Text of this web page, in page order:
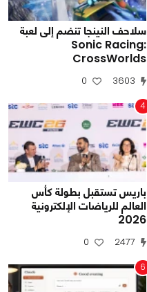
سلاحف النينجا تنضم إلى لعبة
Sonic Racing:
CrossWorlds
3603
0
4
باريس تستقبل بطولة كأس
العالم للرياضات الإلكترونية
2026
2477
0
6